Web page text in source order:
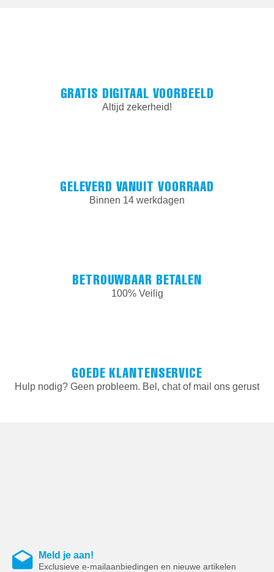
GRATIS DIGITAAL VOORBEELD
Altijd zekerheid!
GELEVERD VANUIT VOORRAAD
Binnen 14 werkdagen
BETROUWBAAR BETALEN
100% Veilig
GOEDE KLANTENSERVICE
Hulp nodig? Geen probleem. Bel, chat of mail ons gerust
Meld je aan!
Exclusieve e-mailaanbiedingen en nieuwe artikelen